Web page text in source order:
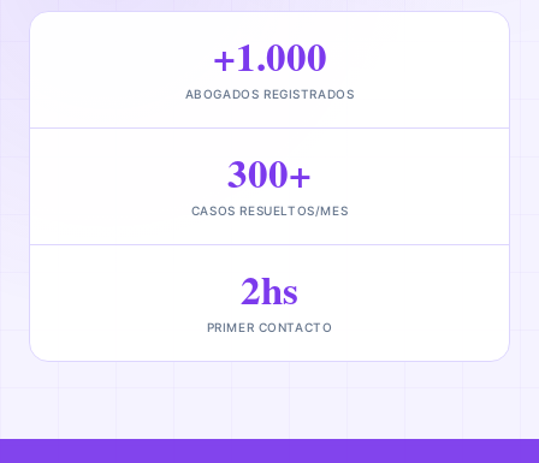
+1.000
ABOGADOS REGISTRADOS
300+
CASOS RESUELTOS/MES
2hs
PRIMER CONTACTO